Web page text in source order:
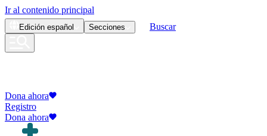
Ir al contenido principal
Edición español Secciones Buscar
Dona ahora
Registro
Dona ahora